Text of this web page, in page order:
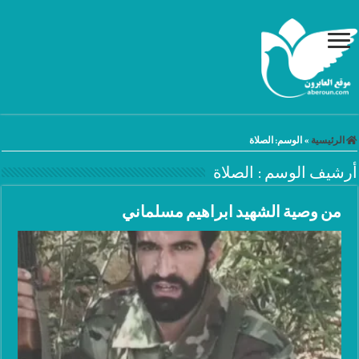
الرئيسية » الوسم:الصلاة
أرشيف الوسم : الصلاة
من وصية الشهيد ابراهيم مسلماني